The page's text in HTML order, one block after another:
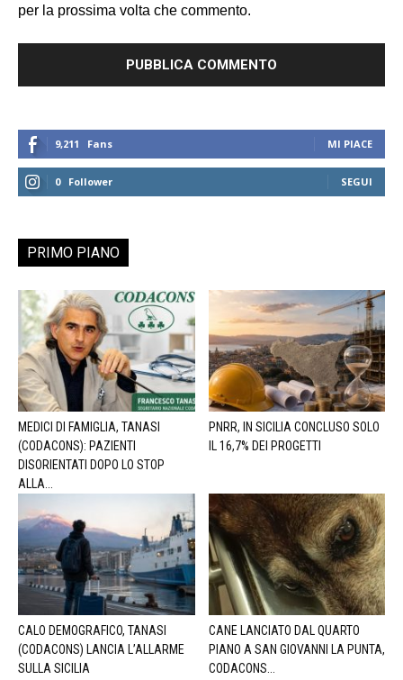
per la prossima volta che commento.
9,211 Fans MI PIACE
0 Follower SEGUI
PRIMO PIANO
MEDICI DI FAMIGLIA, TANASI
(CODACONS): PAZIENTI
DISORIENTATI DOPO LO STOP
ALLA...
PNRR, IN SICILIA CONCLUSO SOLO
IL 16,7% DEI PROGETTI
CALO DEMOGRAFICO, TANASI
(CODACONS) LANCIA L’ALLARME
SULLA SICILIA
CANE LANCIATO DAL QUARTO
PIANO A SAN GIOVANNI LA PUNTA,
CODACONS...